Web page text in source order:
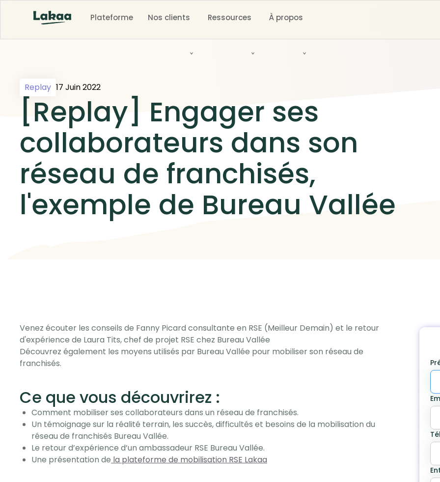
Plateforme Nos clients Ressources À propos
Replay 17 Juin 2022
[Replay] Engager ses
collaborateurs dans son
réseau de franchisés,
l'exemple de Bureau Vallée
Venez écouter les conseils de Fanny Picard consultante en RSE (Meilleur Demain) et le retour
d'expérience de Laura Tits, chef de projet RSE chez Bureau Vallée
Découvrez également les moyens utilisés par Bureau Vallée pour mobiliser son réseau de
franchisés.
Ce que vous découvrirez :
Comment mobiliser ses collaborateurs dans un réseau de franchisés.
Un témoignage sur la réalité terrain, les succès, difficultés et besoins de la mobilisation du
réseau de franchisés Bureau Vallée.
Le retour d’expérience d’un ambassadeur RSE Bureau Vallée.
Une présentation de la plateforme de mobilisation RSE Lakaa